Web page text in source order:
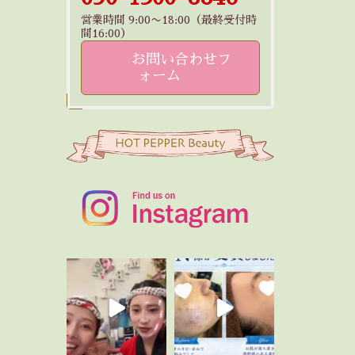
営業時間 9:00〜18:00（最終受付時
間16:00）
お問い合わせフ
ォーム